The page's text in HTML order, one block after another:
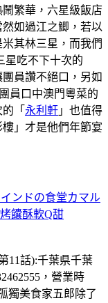
繁華，六星級飯店
如過江之鯽，若以
其林三星，而我們
星吃不下十次的
員讚不絕口，另如
員口中澳門粵菜的
「 永利軒 」也值得
」才是他們年節宴
ンドの食堂カマル
饢酥軟Q甜
11話):千葉県千葉
，營業時
獨美食家五郎除了